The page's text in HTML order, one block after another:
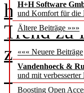
H+H Software
und Komfort für die
Ältere Beiträge »»»
««« Neuere Beiträge
Vandenhoeck &
und mit
Boosting Open
Trend zu
zu
Dieses